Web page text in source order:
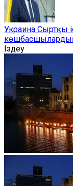
Украина Сыртқы
көшбасшылардың
Іздеу